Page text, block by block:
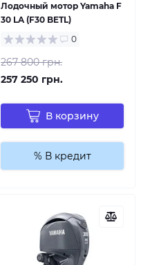
Лодочный мотор Yamaha F
30 LA (F30 BETL)
0
267 800 грн.
257 250 грн.
В корзину
% В кредит